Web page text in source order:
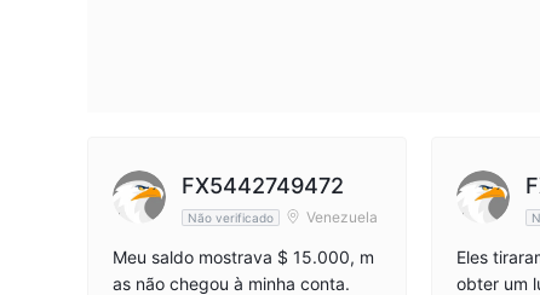
FX5442749472
Não verificado Venezuela
Meu saldo mostrava $ 15.000, m
as não chegou à minha conta.
Eles
obter um